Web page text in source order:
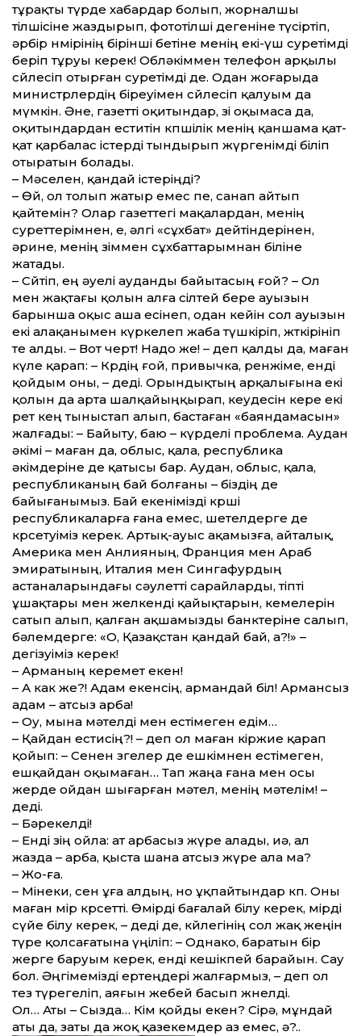
тұрақты түрде хабардар болып, жорналшы
тілшісіне жаздырып, фототілші дегеніне түсіртіп,
әрбір нөмірінің бірінші бетіне менің екі-үш суретімді
беріп тұруы керек! Обләкіммен телефон арқылы
сөйлесіп отырған суретімді де. Одан жоғарыда
министрлердің біреуімен сөйлесіп қалуым да
мүмкін. Әне, газет­ті оқитындар, өзі оқымаса да,
оқитындардан еститін көпшілік менің қаншама қат-
қат қарбалас істерді тындырып жүргенімді біліп
отыратын болады.
– Мәселен, қандай істеріңді?
– Өй, ол толып жатыр емес пе, санап айтып
қайтемін? Олар газет­тегі мақалардан, менің
сурет­терімнен, е, әлгі «сұхбат» дейтіндерінен,
әрине, менің өзіммен сұхбат­тарымнан біліне
жатады.
– Сөйтіп, ең әуелі ауданды байытасың ғой? – Ол
мен жақтағы қолын алға сілтей бере ауызын
барынша оқыс аша есінеп, одан ке­йін сол ауызын
екі алақанымен күркелеп жаба түшкіріп, жөткірініп
те алды. – Вот черт! Надо же! – деп қалды да, маған
күле қарап: – Көрдің ғой, привычка, ренжіме, енді
қойдым оны, – деді. Орындықтың арқалығына екі
қолын да арта шалқайың­қырап, кеудесін кере екі
рет кең тыныстап алып, бастаған «баяндамасын»
жалғады: – Байыту, баю – күрделі проблема. Аудан
әкімі – маған да, облыс, қала, республика
әкімдеріне де қатысы бар. Аудан, облыс, қала,
республиканың бай болғаны – біздің де
байығанымыз. Бай екенімізді көрші
республикаларға ғана емес, шетелдерге де
көрсетуіміз керек. Артық-ауыс ақамызға, айталық,
Америка мен Анлияның, Франция мен Араб
эмиратының, Италия мен Сингафурдың
астаналарындағы сәулет­ті сарайларды, тіпті
ұшақтары мен желкенді қайықтарын, кемелерін
сатып алып, қалған ақшамызды банктеріне салып,
бәлемдерге: «О, Қазақстан қандай бай, а?!» –
дегізуіміз керек!
– Арманың керемет екен!
– А как же?! Адам екенсің, армандай біл! Армансыз
адам – атсыз арба!
– Оу, мына мәтелді мен естімеген едім…
– Қайдан естисің?! – деп ол маған кіржие қарап
қойып: – Сенен өзгелер де ешкімнен естімеген,
ешқайдан оқымаған… Тап жаңа ғана мен осы
жерде ойдан шығарған мәтел, менің мәтелім! –
деді.
– Бәрекелді!
– Енді өзің ойла: ат арбасыз жүре алады, иә, ал
жазда – арба, қыста шана атсыз жүре ала ма?
– Жо-ға.
– Мінеки, сен ұға алдың, но ұқпайтындар көп. Оны
маған өмір көрсет­ті. Өмірді бағалай білу керек, өмірді
сүйе білу керек, – деді де, көйлегінің сол жақ жеңін
түре қолсағатына үңіліп: – Однако, баратын бір
жерге баруым керек, енді кешікпей барайын. Сау
бол. Әңгімемізді ертеңдері жалғармыз, – деп ол
тез түрегеліп, аяғын жебей басып жөнелді.
Ол… Аты – Сызда… Кім қойды екен? Сірә, мұндай
аты да, заты да жоқ қазекемдер аз емес, ә?..